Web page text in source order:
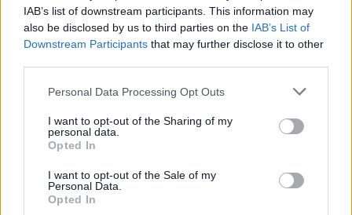
IAB’s list of downstream participants. This information may
also be disclosed by us to third parties on the IAB’s List of
Downstream Participants that may further disclose it to other
Personal Data Processing Opt Outs
I want to opt-out of the Sharing of my
personal data.
Opted In
I want to opt-out of the Sale of my
Personal Data.
Opted In
Psicodelia y Space Rock 🎸✨
psicodelia, space rock y atmósferas cósmicas para
tus noches de astronomía. 🪐🎸 Desconecta, mira
al firmamento y siente la gravedad cero. 💾 ¡Guarda